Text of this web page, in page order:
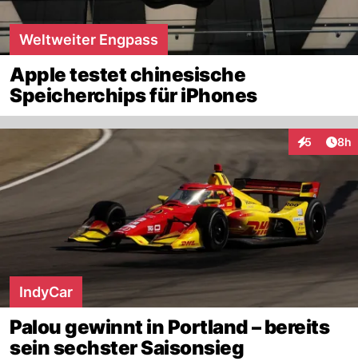
Weltweiter Engpass
Apple testet chinesische
Speicherchips für iPhones
5 8h
IndyCar
Palou gewinnt in Portland – bereits
sein sechster Saisonsieg